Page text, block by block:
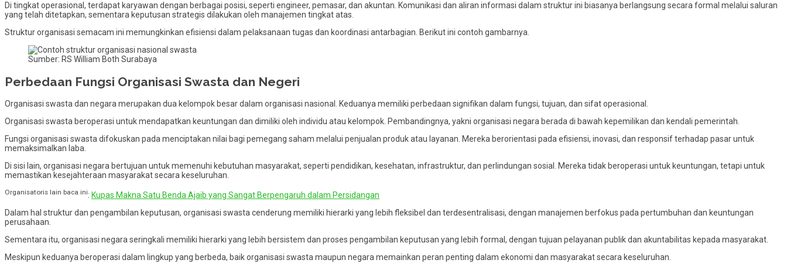
Di tingkat operasional, terdapat karyawan dengan berbagai posisi, seperti engineer, pemasar, dan akuntan. Komunikasi dan aliran informasi dalam struktur ini biasanya berlangsung secara formal melalui saluran
yang telah ditetapkan, sementara keputusan strategis dilakukan oleh manajemen tingkat atas.
Struktur organisasi semacam ini memungkinkan efisiensi dalam pelaksanaan tugas dan koordinasi antarbagian. Berikut ini contoh gambarnya.
Sumber: RS William Both Surabaya
Perbedaan Fungsi Organisasi Swasta dan Negeri
Organisasi swasta dan negara merupakan dua kelompok besar dalam organisasi nasional. Keduanya memiliki perbedaan signifikan dalam fungsi, tujuan, dan sifat operasional.
Organisasi swasta beroperasi untuk mendapatkan keuntungan dan dimiliki oleh individu atau kelompok. Pembandingnya, yakni organisasi negara berada di bawah kepemilikan dan kendali pemerintah.
Fungsi organisasi swasta difokuskan pada menciptakan nilai bagi pemegang saham melalui penjualan produk atau layanan. Mereka berorientasi pada efisiensi, inovasi, dan responsif terhadap pasar untuk
memaksimalkan laba.
Di sisi lain, organisasi negara bertujuan untuk memenuhi kebutuhan masyarakat, seperti pendidikan, kesehatan, infrastruktur, dan perlindungan sosial. Mereka tidak beroperasi untuk keuntungan, tetapi untuk
memastikan kesejahteraan masyarakat secara keseluruhan.
Organisatoris lain baca ini: Kupas Makna Satu Benda Ajaib yang Sangat Berpengaruh dalam Persidangan
Dalam hal struktur dan pengambilan keputusan, organisasi swasta cenderung memiliki hierarki yang lebih fleksibel dan terdesentralisasi, dengan manajemen berfokus pada pertumbuhan dan keuntungan
perusahaan.
Sementara itu, organisasi negara seringkali memiliki hierarki yang lebih bersistem dan proses pengambilan keputusan yang lebih formal, dengan tujuan pelayanan publik dan akuntabilitas kepada masyarakat.
Meskipun keduanya beroperasi dalam lingkup yang berbeda, baik organisasi swasta maupun negara memainkan peran penting dalam ekonomi dan masyarakat secara keseluruhan.